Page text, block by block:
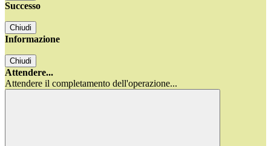
Successo
Chiudi
Informazione
Chiudi
Attendere...
Attendere il completamento dell'operazione...